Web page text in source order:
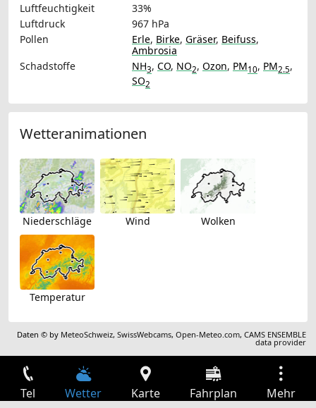
Luftfeuchtigkeit
33%
Luftdruck
967 hPa
Pollen
Erle, Birke, Gräser, Beifuss,
Ambrosia
Schadstoffe
NH3, CO, NO2, Ozon, PM10, PM2.5,
SO2
Wetteranimationen
Niederschläge Wind Wolken
Temperatur
Daten © by MeteoSchweiz,SwissWebcams,Open-Meteo.com,CAMS ENSEMBLE
data provider
Tel Wetter Karte Fahrplan Mehr